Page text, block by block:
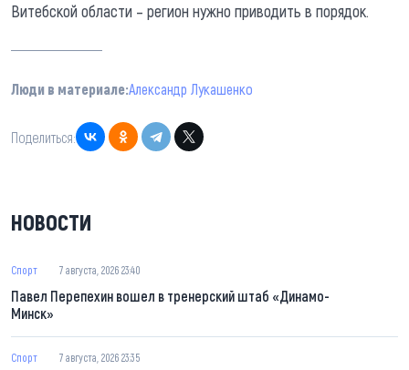
Витебской области – регион нужно приводить в порядок.
Люди в материале:Александр Лукашенко
Поделиться:
НОВОСТИ
Спорт 7 августа, 2026 23:40
Павел Перепехин вошел в тренерский штаб «Динамо-
Минск»
Спорт 7 августа, 2026 23:35